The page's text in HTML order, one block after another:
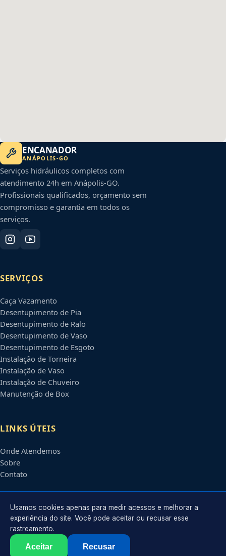
ENCANADOR
ANÁPOLIS-GO
Serviços hidráulicos completos com
atendimento 24h em Anápolis-GO.
Profissionais qualificados, orçamento sem
compromisso e garantia em todos os
serviços.
SERVIÇOS
Caça Vazamento
Desentupimento de Pia
Desentupimento de Ralo
Desentupimento de Vaso
Desentupimento de Esgoto
Instalação de Torneira
Instalação de Vaso
Instalação de Chuveiro
Manutenção de Box
LINKS ÚTEIS
Onde Atendemos
Sobre
Contato
CONTATO
Atendimento em
contato@encanadoremanapolis.com.br
Usamos cookies apenas para medir acessos e melhorar a
experiência do site. Você pode aceitar ou recusar esse
rastreamento.
Aceitar Recusar